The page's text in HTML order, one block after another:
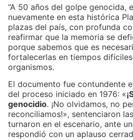
“A 50 años del golpe genocida,
nuevamente en esta histórica
plazas del país, con profunda
reafirmar que la memoria se
porque sabemos que es
fortalecerlas en tiempos
organismos.
El documento fue contundente
del proceso iniciado en 1976: «
genocidio. ¡No olvidamos, no
reconciliamos!», sentenciaron
turnaron en el escenario, ante
respondió con un aplauso